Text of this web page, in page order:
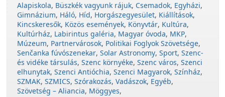
Alapiskola, Büszkék vagyunk rájuk, Csemadok, Egyházi,
Gimnázium, Háló, Híd, Horgászegyesület, Kiállítások,
Kincskeresők, Közös események, Könyvtár, Kultúra,
Kultúrház, Labirintus galéria, Magyar óvoda, MKP,
Múzeum, Partnervárosok, Politikai Foglyok Szövetsége,
Senčanka fúvószenekar, Solar Astronomy, Sport, Szenc-
és vidéke társulás, Szenc környéke, Szenc város, Szenci
elhunytak, Szenci Antióchia, Szenci Magyarok, Színház,
SZMAK, SZMICS, Szórakozás, Vadászok, Egyéb,
Szövetség – Aliancia, Möggyes,